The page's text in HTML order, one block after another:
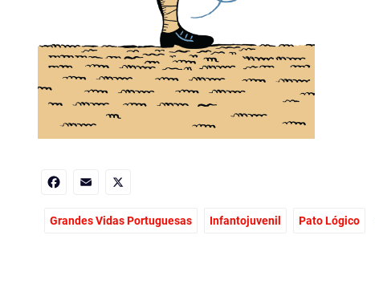
Facebook
Email
X
Grandes Vidas Portuguesas Infantojuvenil Pato Lógico